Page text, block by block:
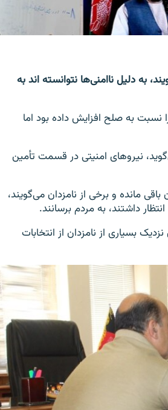
به دلیل ناامنی‌ها نتوانسته اند به
نسبت به صلح افزایش داده بود اما
نیروهای امنیتی در قسمت تأمین
مانده و برخی از نامزدان می‌گویند،
داشتند، به مردم برسانند.
بسیاری از نامزدان از انتخابات